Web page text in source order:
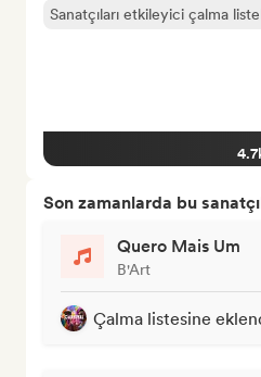
Sanatçıları etkileyici çalma
Son zamanlarda bu
Quero Mais Um
B'Art
Çalma listesine